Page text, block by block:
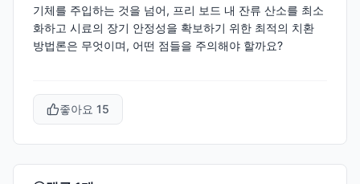
기체를 주입하는 것을 넘어, 프리 보드 내 잔류 산소를 최소
화하고 시료의 장기 안정성을 확보하기 위한 최적의 치환
방법론은 무엇이며, 어떤 점들을 주의해야 할까요?
좋아요 15